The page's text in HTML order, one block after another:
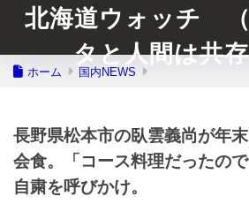
北海道ウォッチ （
タと人間は共
ホーム 国内NEWS
長野県松本市の臥雲義尚が年
会食。「コース料理だったの
自粛を呼びかけ。